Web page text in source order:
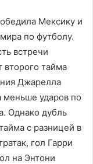
Мексику и
по футболу.
встречи
тайма
Джарелла
меньше ударов по
Однако дубль
с разницей в
гол Гарри
на Энтони